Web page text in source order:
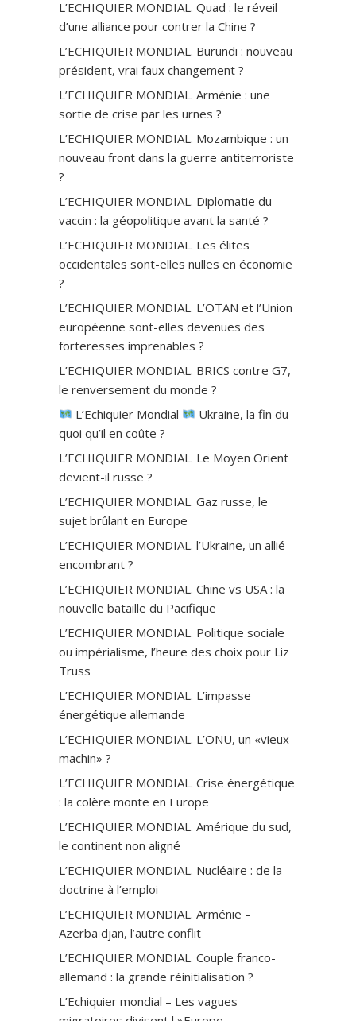
L’ECHIQUIER MONDIAL. Quad : le réveil
d’une alliance pour contrer la Chine ?
L’ECHIQUIER MONDIAL. Burundi : nouveau
président, vrai faux changement ?
L’ECHIQUIER MONDIAL. Arménie : une
sortie de crise par les urnes ?
L’ECHIQUIER MONDIAL. Mozambique : un
nouveau front dans la guerre antiterroriste
?
L’ECHIQUIER MONDIAL. Diplomatie du
vaccin : la géopolitique avant la santé ?
L’ECHIQUIER MONDIAL. Les élites
occidentales sont-elles nulles en économie
?
L’ECHIQUIER MONDIAL. L’OTAN et l’Union
européenne sont-elles devenues des
forteresses imprenables ?
L’ECHIQUIER MONDIAL. BRICS contre G7,
le renversement du monde ?
L’Echiquier Mondial
Ukraine, la fin du
quoi qu’il en coûte ?
L’ECHIQUIER MONDIAL. Le Moyen Orient
devient-il russe ?
L’ECHIQUIER MONDIAL. Gaz russe, le
sujet brûlant en Europe
L’ECHIQUIER MONDIAL. l’Ukraine, un allié
encombrant ?
L’ECHIQUIER MONDIAL. Chine vs USA : la
nouvelle bataille du Pacifique
L’ECHIQUIER MONDIAL. Politique sociale
ou impérialisme, l’heure des choix pour Liz
Truss
L’ECHIQUIER MONDIAL. L’impasse
énergétique allemande
L’ECHIQUIER MONDIAL. L’ONU, un «vieux
machin» ?
L’ECHIQUIER MONDIAL. Crise énergétique
: la colère monte en Europe
L’ECHIQUIER MONDIAL. Amérique du sud,
le continent non aligné
L’ECHIQUIER MONDIAL. Nucléaire : de la
doctrine à l’emploi
L’ECHIQUIER MONDIAL. Arménie –
Azerbaïdjan, l’autre conflit
L’ECHIQUIER MONDIAL. Couple franco-
allemand : la grande réinitialisation ?
L’Echiquier mondial – Les vagues